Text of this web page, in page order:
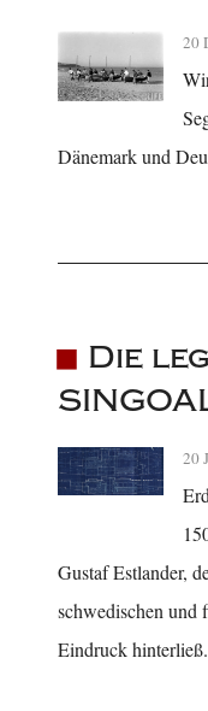
20
Dänemark und
Die
20
Gustaf Estlander,
schwedischen und
Eindruck hinterließ.